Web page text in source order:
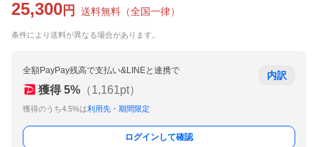
25,300 円 送料無料 （全国一律）
条件により送料が異なる場合があります。
全額PayPay残高で支払い&LINEと連携で
獲得 5% （1,161pt）
獲得のうち4.5%は利用先・期間限定
内訳
ログインして確認